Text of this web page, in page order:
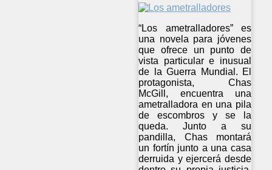
“Los ametralladores” es
una novela para jóvenes
que ofrece un punto de
vista particular e inusual
de la Guerra Mundial. El
protagonista, Chas
McGill, encuentra una
ametralladora en una pila
de escombros y se la
queda. Junto a su
pandilla, Chas montará
un fortín junto a una casa
derruida y ejercerá desde